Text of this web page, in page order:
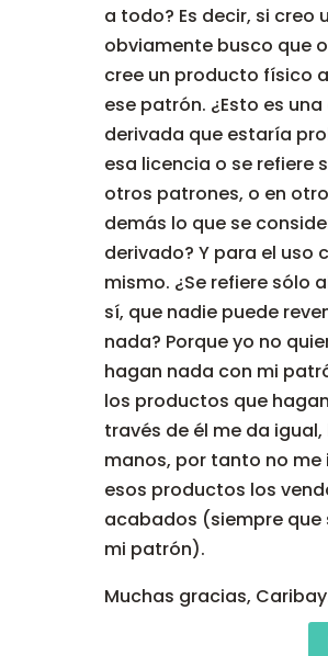
a todo? Es decir, si creo
obviamente busco que
cree un producto físico
ese patrón. ¿Esto es
derivada que estaría
esa licencia o se refiere
otros patrones, o en
demás lo que se
derivado? Y para el uso
mismo. ¿Se refiere sólo
sí, que nadie puede
nada? Porque yo no
hagan nada con mi
los productos que
través de él me da igual,
manos, por tanto no
esos productos los
acabados (siempre que
mi patrón).
Muchas gracias,